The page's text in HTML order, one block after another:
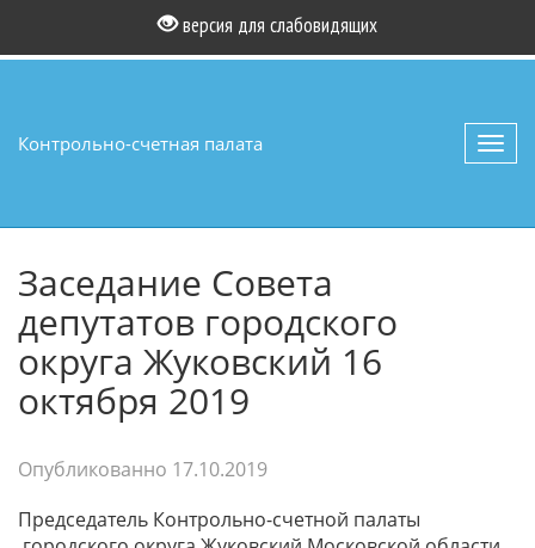
версия для слабовидящих
Контрольно-счетная палата
Заседание Совета
депутатов городского
округа Жуковский 16
октября 2019
Опубликованно 17.10.2019
Председатель Контрольно-счетной палаты